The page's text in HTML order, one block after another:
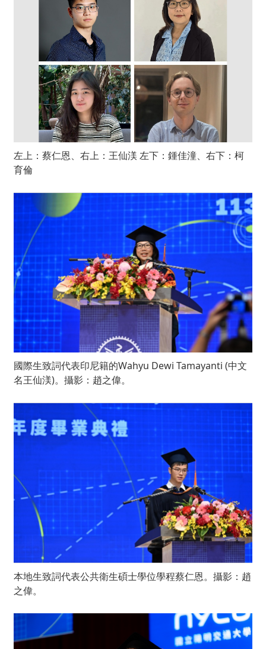
左上：蔡仁恩、右上：王仙渼 左下：鍾佳潼、右下：柯
育倫
國際生致詞代表印尼籍的Wahyu Dewi Tamayanti (中文
名王仙渼)。攝影：趙之偉。
本地生致詞代表公共衛生碩士學位學程蔡仁恩。攝影：趙
之偉。